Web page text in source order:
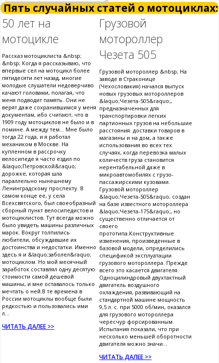
Пять случайных статей о мотоциклах:
50 лет на
мотоцикле
Рассказ мотоциклиста &nbsp;
&nbsp; Когда я рассказываю, что
впервые сел на мотоцикл более
пятидесяти лет назад, многие
молодые слушатели недоверчиво
качают головами, полагая, что
меня подводит память. Они не
верят даже сохранившимся у меня
документам, ибо считают, что в
1909 году мотоциклов не было и в
помине. А между тем... Мне было
тогда 22 года, и я работал
механиком в Москве. На
купленном в рассрочку
велосипеде я часто ездил по
&laquo;Петровской&raquo;
дорожке, которая шла
параллельно нынешнему
Ленинградскому проспекту. В
самом конце ее, у села
Всехсвятского, был своеобразный
сборный пункт велосипедистов и
мотоциклистов. Тут всегда можно
было увидеть машины различных
марок. Вокруг толпились
любители, обсуждавшие их
достоинства и недостатки. Именно
здесь я и &laquo;заболел&raquo;
мотоциклом. Но мой месячный
заработок составлял одну десятую
стоимости самой дешевой
машины, и мне оставалось только
мечтать о ней.В те времена в
России мотоциклы вообще были
редкостью и пользовались ими
л...
ЧИТАТЬ ДАЛЕЕ >>
Грузовой
мотороллер
Чезета 505
Грузовой мотороллер &nbsp; На
заводе в Страконице
(Чехословакия) начался выпуск
новых грузовых мотороллеров
&laquo;Чезета-505&raquo;,
предназначенных для
транспортировки легких
партионных грузов на небольшие
расстояния. доставки товаров в
магазины и на дом, а также
использования во всех тех
случаях, когда перевозка малых
количеств груза становится
нерентабельной даже в
микроавтомобилях с грузо-
пассажирскими кузовами.
Грузовой мотороллер
&laquo;Чезета-505&raquo; создан
на базе известного мотороллера
&laquo;Чезета-175&raquo;, но
существенно отличается от
своего
прототипа.Конструктивные
изменения, произведенные в
базовой модели, определились
спецификой эксплуатации
грузового мотороллера. Прежде
всего это касается двигателя.
Одноцилиндровый двухтактный
двигатель воздушного
охлаждения, развивающий на
стандартной машине мощность
9,5 л. с. при 5000 об/мин, оказался
для грузового мотороллера
чересчур форсированным.
Испытания показали, что при
несколько меньшей оборотности
двигателя можно значи...
ЧИТАТЬ ДАЛЕЕ >>